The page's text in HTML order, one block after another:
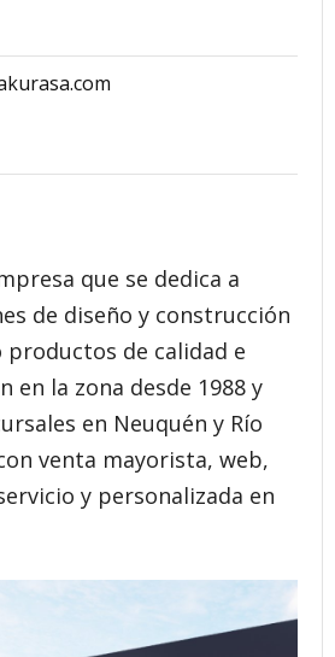
que se dedica a
de diseño y construcción
productos de calidad e
en la zona desde 1988 y
en Neuquén y Río
venta mayorista, web,
y personalizada en